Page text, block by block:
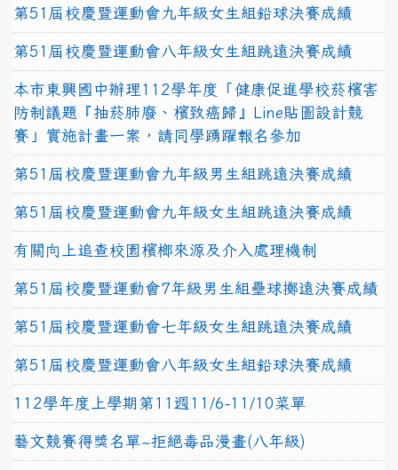
第51屆校慶暨運動會九年級女生組鉛球決賽成績
第51屆校慶暨運動會八年級女生組跳遠決賽成績
本市東興國中辦理112學年度「健康促進學校菸檳害
防制議題『抽菸肺廢、檳致癌歸』Line貼圖設計競
賽」實施計畫一案，請同學踴躍報名參加
第51屆校慶暨運動會九年級男生組跳遠決賽成績
第51屆校慶暨運動會九年級女生組跳遠決賽成績
有關向上追查校園檳榔來源及介入處理機制
第51屆校慶暨運動會7年級男生組壘球擲遠決賽成績
第51屆校慶暨運動會七年級女生組跳遠決賽成績
第51屆校慶暨運動會八年級女生組鉛球決賽成績
112學年度上學期第11週11/6-11/10菜單
藝文競賽得獎名單~拒絕毒品漫畫(八年級)